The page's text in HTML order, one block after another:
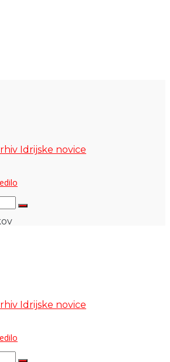
Idrijske novice
Idrijske novice